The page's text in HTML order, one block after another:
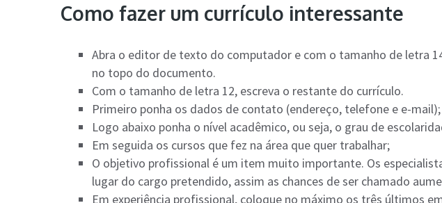
Como fazer um currículo interessante
Abra o editor de texto do computador e com o tamanho de letra
no topo do documento.
Com o tamanho de letra 12, escreva o restante do currículo.
Primeiro ponha os dados de contato (endereço, telefone e e-mail);
Logo abaixo ponha o nível acadêmico, ou seja, o grau de
Em seguida os cursos que fez na área que quer trabalhar;
O objetivo profissional é um item muito importante. Os
lugar do cargo pretendido, assim as chances de ser chamado
Em experiência profissional, coloque no máximo os três últimos